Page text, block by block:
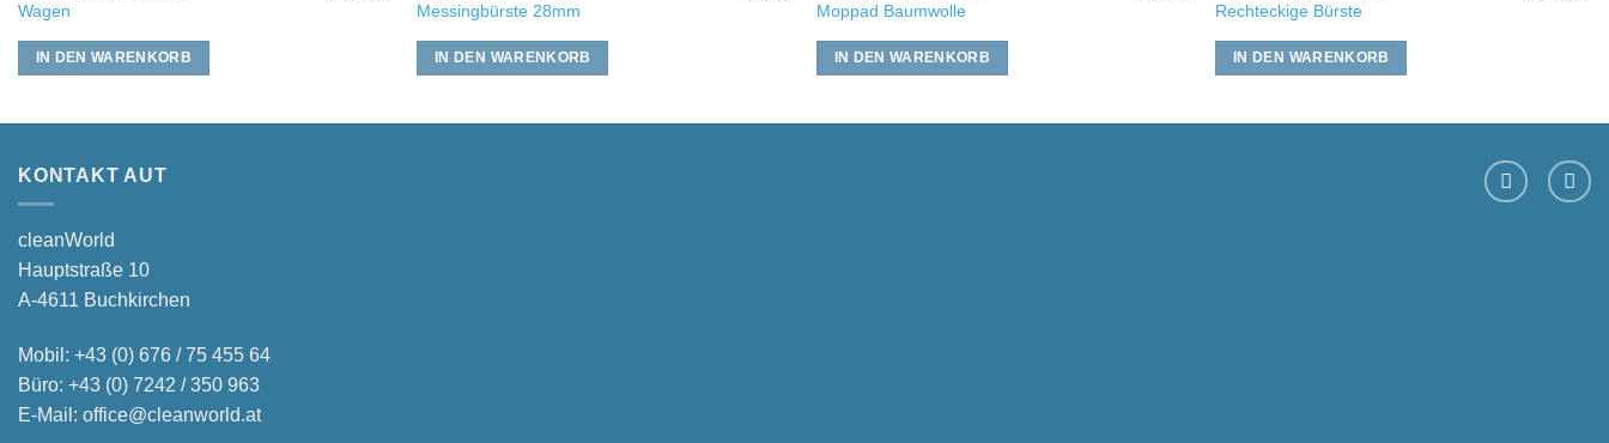
Wagen
IN DEN WARENKORB
Messingbürste 28mm
IN DEN WARENKORB
Moppad Baumwolle
IN DEN WARENKORB
Rechteckige Bürste
IN DEN WARENKORB
KONTAKT AUT
cleanWorld
Hauptstraße 10
A-4611 Buchkirchen
Mobil: +43 (0) 676 / 75 455 64
Büro: +43 (0) 7242 / 350 963
E-Mail: office@cleanworld.at